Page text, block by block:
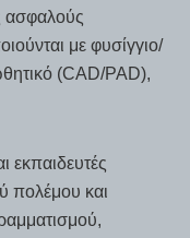
ασφαλούς
με φυσίγγιο/
(CAD/PAD),
εκπαιδευτές
πολέμου και